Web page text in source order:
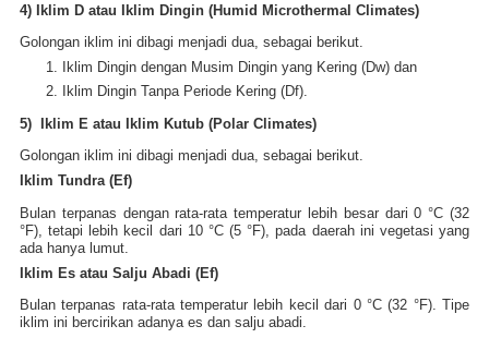
4) Iklim D atau Iklim Dingin (Humid Microthermal Climates)
Golongan iklim ini dibagi menjadi dua, sebagai berikut.
Iklim Dingin dengan Musim Dingin yang Kering (Dw) dan
Iklim Dingin Tanpa Periode Kering (Df).
5) Iklim E atau Iklim Kutub (Polar Climates)
Golongan iklim ini dibagi menjadi dua, sebagai berikut.
Iklim Tundra (Ef)
Bulan terpanas dengan rata-rata temperatur lebih besar dari 0 °C (32
°F), tetapi lebih kecil dari 10 °C (5 °F), pada daerah ini vegetasi yang
ada hanya lumut.
Iklim Es atau Salju Abadi (Ef)
Bulan terpanas rata-rata temperatur lebih kecil dari 0 °C (32 °F). Tipe
iklim ini bercirikan adanya es dan salju abadi.